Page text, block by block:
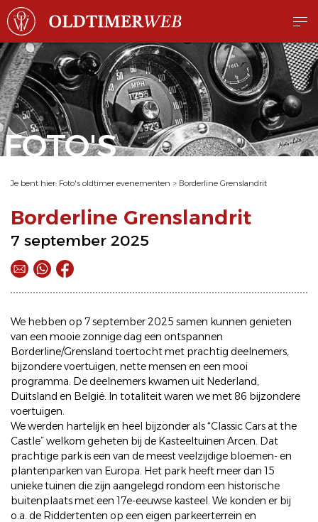
FOTO'S
Je bent hier: Foto's oldtimer evenementen > Borderline Grenslandrit
Borderline Grenslandrit
7 september 2025
We hebben op 7 september 2025 samen kunnen genieten
van een mooie zonnige dag een ontspannen
Borderline/Grensland toertocht met prachtig deelnemers,
bijzondere voertuigen, nette mensen en een mooi
programma. De deelnemers kwamen uit Nederland,
Duitsland en België. In totaliteit waren we met 86 bijzondere
voertuigen.
We werden hartelijk en heel bijzonder als “Classic Cars at the
Castle” welkom geheten bij de Kasteeltuinen Arcen. Dat
prachtige park is een van de meest veelzijdige bloemen- en
plantenparken van Europa. Het park heeft meer dan 15
unieke tuinen die zijn aangelegd rondom een historische
buitenplaats met een 17e-eeuwse kasteel. We konden er bij
o.a. de Riddertenten op een eigen parkeerterrein en